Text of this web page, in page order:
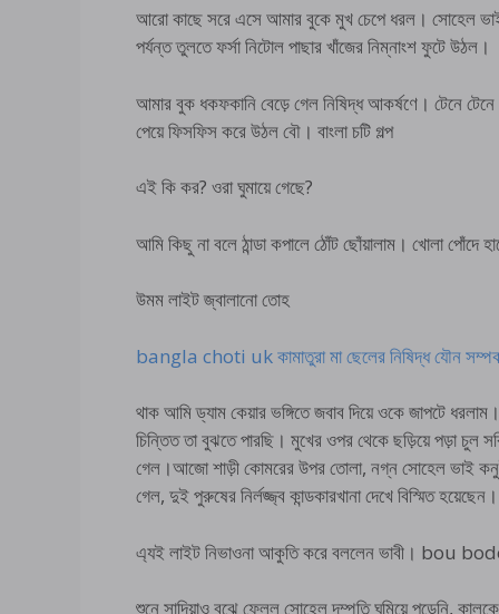
আরো কাছে সরে এসে আমার বুকে মুখ চেপে ধরল। সোহেল
পর্যন্ত তুলতে ফর্সা নিটোল পাছার খাঁজের নিম্নাংশ ফুটে উঠল।
আমার বুক ধকফকানি বেড়ে গেল নিষিদ্ধ আকর্ষণে। টেনে টেনে
পেয়ে ফিসফিস করে উঠল বৌ। বাংলা চটি গল্প
এই কি কর? ওরা ঘুমায়ে গেছে?
আমি কিছু না বলে ঠান্ডা কপালে ঠোঁট ছোঁয়ালাম। খোলা
উমম লাইট জ্বালানো তোহ
bangla choti uk কামাতুরা মা ছেলের নিষিদ্ধ যৌন
থাক আমি ড্যাম কেয়ার ভঙ্গিতে জবাব দিয়ে ওকে জাপটে
চিন্তিত তা বুঝতে পারছি। মুখের ওপর থেকে ছড়িয়ে পড়া চুল
গেল।আজো শাড়ী কোমরের উপর তোলা, নগ্ন সোহেল ভাই
গেল, দুই পুরুষের নির্লজ্জ্ব কান্ডকারখানা দেখে বিস্মিত হয়েছেন।
এ্যই লাইট নিভাওনা আকুতি করে বললেন ভাবী।
শুনে সাদিয়াও বুঝে ফেলল সোহেল দম্পতি ঘুমিয়ে পড়েনি,